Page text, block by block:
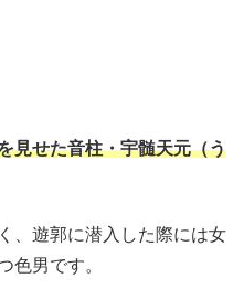
見せた音柱・宇髄天元（う
、遊郭に潜入した際には女
色男です。